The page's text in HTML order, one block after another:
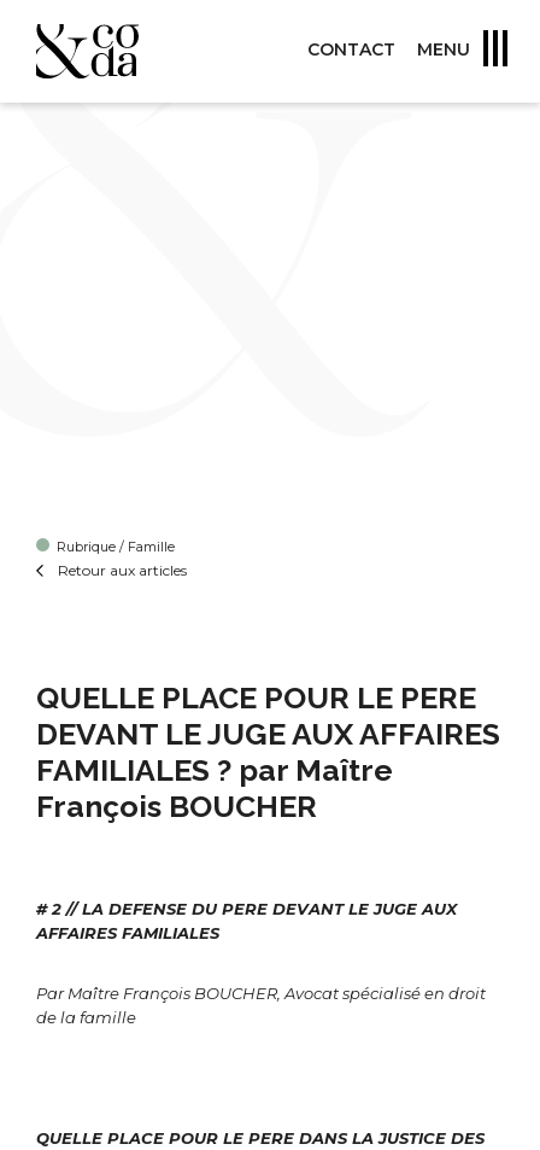
CONTACT MENU
Rubrique / Famille
Retour aux articles
QUELLE PLACE POUR LE PERE
DEVANT LE JUGE AUX AFFAIRES
FAMILIALES ? par Maître
François BOUCHER
# 2 // LA DEFENSE DU PERE DEVANT LE JUGE AUX
AFFAIRES FAMILIALES
Par Maître François BOUCHER, Avocat spécialisé en droit
de la famille
QUELLE PLACE POUR LE PERE DANS LA JUSTICE DES